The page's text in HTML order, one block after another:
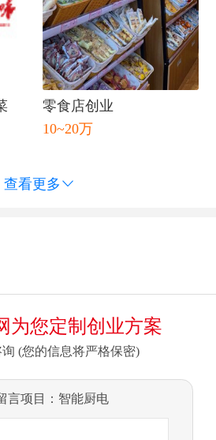
零食店创业
10~20万
查看更多 
为您定制创业方案
(您的信息将严格保密)
言项目：智能厨电